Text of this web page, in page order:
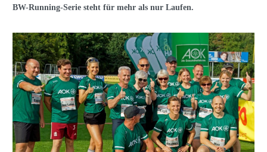
BW-Running-Serie steht für mehr als nur Laufen.